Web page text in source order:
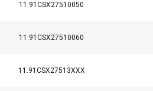
11.91CSX27510050
11.91CSX27510060
11.91CSX27513XXX